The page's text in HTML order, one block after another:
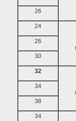
26
24
26
30
32
34
38
34